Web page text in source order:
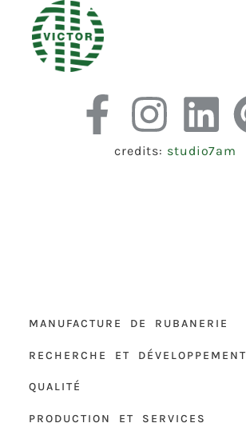
credits: studio7am
MANUFACTURE DE RUBANERIE
RECHERCHE ET DÉVELOPPEMENT
QUALITÉ
PRODUCTION ET SERVICES